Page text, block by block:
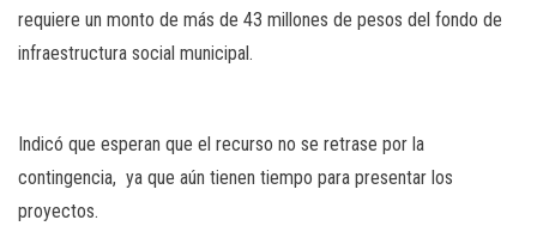
requiere un monto de más de 43 millones de pesos del fondo de
infraestructura social municipal.
Indicó que esperan que el recurso no se retrase por la
contingencia, ya que aún tienen tiempo para presentar los
proyectos.